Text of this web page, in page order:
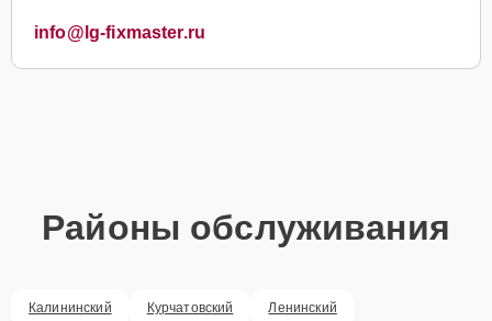
info@lg-fixmaster.ru
Районы обслуживания
Калининский Курчатовский Ленинский